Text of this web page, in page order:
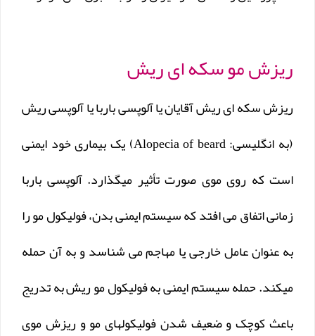
ریزش مو سکه ای ریش
ریزش سکه ای ریش آقایان یا آلوپسی باربا یا آلوپسی ریش
(به انگلیسی: Alopecia of beard) یک بیماری خود ایمنی
است که روی موی صورت تأثیر میگذارد. آلوپسی باربا
زمانی اتفاق می افتد که سیستم ایمنی بدن، فولیکول مو را
به عنوان عامل خارجی یا مهاجم می شناسد و به آن حمله
میکند. حمله سیستم ایمنی به فولیکول مو ریش به تدریج
باعث کوچک و ضعیف شدن فولیکولهای مو و ریزش موی